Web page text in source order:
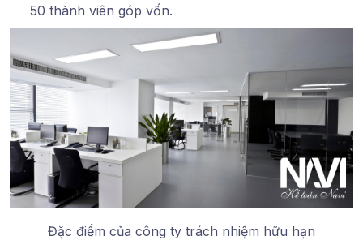
50 thành viên góp vốn.
Đặc điểm của công ty trách nhiệm hữu hạn